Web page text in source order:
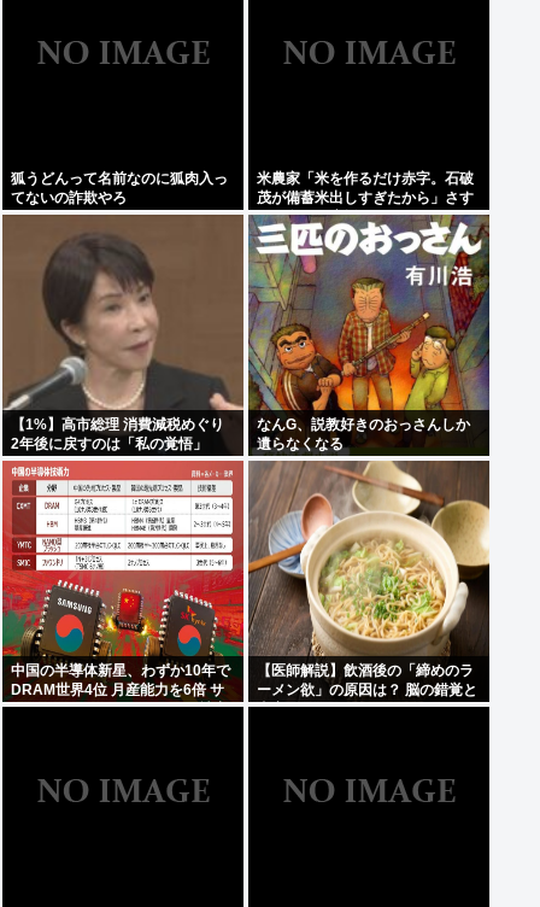
狐うどんって名前なのに狐肉入っ
てないの詐欺やろ
米農家「米を作るだけ赤字。石破
茂が備蓄米出しすぎたから」さす
がに食べて応援しようよ
【1%】高市総理 消費減税めぐり
2年後に戻すのは「私の覚悟」
なんG、説教好きのおっさんしか
遺らなくなる
中国の半導体新星、わずか10年で
DRAM世界4位 月産能力を6倍 サ
ムスン・SK・マイクロンの3社寡
【医師解説】飲酒後の「締めのラ
ーメン欲」の原因は？ 脳の錯覚と
真実